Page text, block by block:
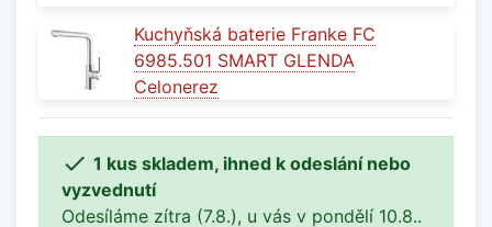
Kuchyňská baterie Franke FC
6985.501 SMART GLENDA
Celonerez
 1 kus skladem, ihned k odeslání nebo
vyzvednutí
Odesíláme zítra (7.8.), u vás v pondělí 10.8..